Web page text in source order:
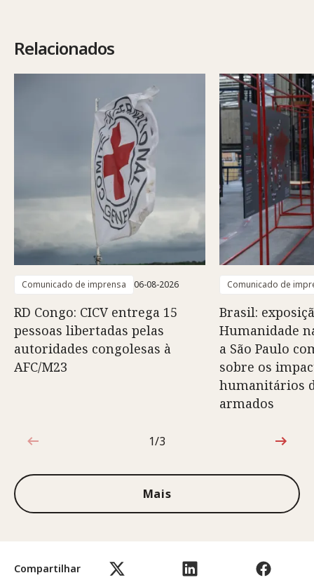
Compartilhar
Relacionados
Comunicado de imprensa 06-08-2026
RD Congo: CICV entrega 15
pessoas libertadas pelas
autoridades congolesas à
AFC/M23
Comunicado de
Brasil:
Humanidade
a São Paulo
sobre os
humanitários
armados
1 de 3
1/3
Mais